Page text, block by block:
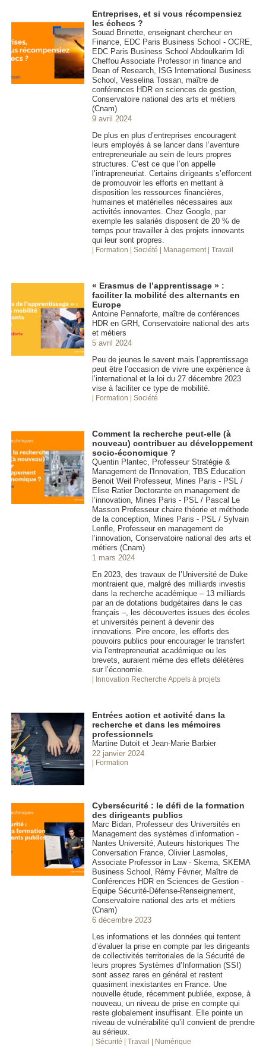
Entreprises, et si vous récompensiez
les échecs ?
Souad Brinette, enseignant chercheur en
Finance, EDC Paris Business School - OCRE,
EDC Paris Business School Abdoulkarim Idi
Cheffou Associate Professor in finance and
Dean of Research, ISG International Business
School, Vesselina Tossan, maître de
conférences HDR en sciences de gestion,
Conservatoire national des arts et métiers
(Cnam)
9 avril 2024
De plus en plus d’entreprises encouragent
leurs employés à se lancer dans l’aventure
entrepreneuriale au sein de leurs propres
structures. C’est ce que l’on appelle
l’intrapreneuriat. Certains dirigeants s’efforcent
de promouvoir les efforts en mettant à
disposition les ressources financières,
humaines et matérielles nécessaires aux
activités innovantes. Chez Google, par
exemple les salariés disposent de 20 % de
temps pour travailler à des projets innovants
qui leur sont propres.
| Formation | Société | Management | Travail
« Erasmus de l’apprentissage » :
faciliter la mobilité des alternants en
Europe
Antoine Pennaforte, maître de conférences
HDR en GRH, Conservatoire national des arts
et métiers
5 avril 2024
Peu de jeunes le savent mais l’apprentissage
peut être l’occasion de vivre une expérience à
l’international et la loi du 27 décembre 2023
vise à faciliter ce type de mobilité.
| Formation | Société
Comment la recherche peut-elle (à
nouveau) contribuer au développement
socio-économique ?
Quentin Plantec, Professeur Stratégie &
Management de l'Innovation, TBS Education
Benoit Weil Professeur, Mines Paris - PSL /
Elise Ratier Doctorante en management de
l’innovation, Mines Paris - PSL / Pascal Le
Masson Professeur chaire théorie et méthode
de la conception, Mines Paris - PSL / Sylvain
Lenfle, Professeur en management de
l’innovation, Conservatoire national des arts et
métiers (Cnam)
1 mars 2024
En 2023, des travaux de l’Université de Duke
montraient que, malgré des milliards investis
dans la recherche académique – 13 milliards
par an de dotations budgétaires dans le cas
français –, les découvertes issues des écoles
et universités peinent à devenir des
innovations. Pire encore, les efforts des
pouvoirs publics pour encourager le transfert
via l’entrepreneuriat académique ou les
brevets, auraient même des effets délétères
sur l’économie.
| Innovation Recherche Appels à projets
Entrées action et activité dans la
recherche et dans les mémoires
professionnels
Martine Dutoit et Jean-Marie Barbier
22 janvier 2024
| Formation
Cybersécurité : le défi de la formation
des dirigeants publics
Marc Bidan, Professeur des Universités en
Management des systèmes d’information -
Nantes Université, Auteurs historiques The
Conversation France, Olivier Lasmoles,
Associate Professor in Law - Skema, SKEMA
Business School, Rémy Février, Maître de
Conférences HDR en Sciences de Gestion -
Equipe Sécurité-Défense-Renseignement,
Conservatoire national des arts et métiers
(Cnam)
6 décembre 2023
Les informations et les données qui tentent
d’évaluer la prise en compte par les dirigeants
de collectivités territoriales de la Sécurité de
leurs propres Systèmes d’Information (SSI)
sont assez rares en général et restent
quasiment inexistantes en France. Une
nouvelle étude, récemment publiée, expose, à
nouveau, un niveau de prise en compte qui
reste globalement insuffisant. Elle pointe un
niveau de vulnérabilité qu’il convient de prendre
au sérieux.
| Sécurité | Travail | Numérique